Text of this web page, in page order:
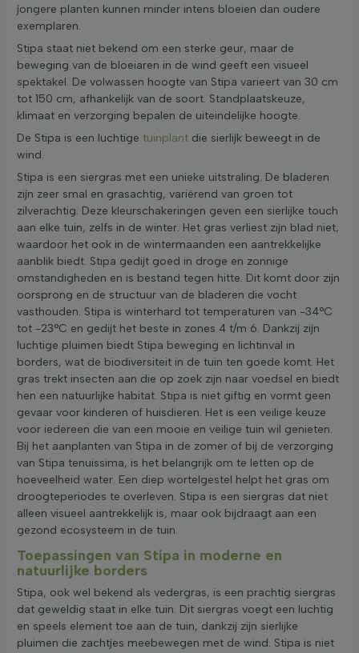
jongere planten kunnen minder intens bloeien dan oudere
exemplaren.
Stipa staat niet bekend om een sterke geur, maar de
beweging van de bloeiaren in de wind geeft een visueel
spektakel. De volwassen hoogte van Stipa varieert van 30 cm
tot 150 cm, afhankelijk van de soort. Standplaatskeuze,
klimaat en verzorging bepalen de uiteindelijke hoogte.
De Stipa is een luchtige tuinplant die sierlijk beweegt in de
wind.
Stipa is een siergras met een unieke uitstraling. De bladeren
zijn zeer smal en grasachtig, variërend van groen tot
zilverachtig. Deze kleurschakeringen geven een sierlijke touch
aan elke tuin, zelfs in de winter. Het gras verliest zijn blad niet,
waardoor het ook in de wintermaanden een aantrekkelijke
aanblik biedt. Stipa gedijt goed in droge en zonnige
omstandigheden en is bestand tegen hitte. Dit komt door zijn
oorsprong en de structuur van de bladeren die vocht
vasthouden. Stipa is winterhard tot temperaturen van -34°C
tot -23°C en gedijt het beste in zones 4 t/m 6. Dankzij zijn
luchtige pluimen biedt Stipa beweging en lichtinval in
borders, wat de biodiversiteit in de tuin ten goede komt. Het
gras trekt insecten aan die op zoek zijn naar voedsel en biedt
hen een natuurlijke habitat. Stipa is niet giftig en vormt geen
gevaar voor kinderen of huisdieren. Het is een veilige keuze
voor iedereen die van een mooie en veilige tuin wil genieten.
Bij het aanplanten van Stipa in de zomer of bij de verzorging
van Stipa tenuissima, is het belangrijk om te letten op de
hoeveelheid water. Een diep wortelgestel helpt het gras om
droogteperiodes te overleven. Stipa is een siergras dat niet
alleen visueel aantrekkelijk is, maar ook bijdraagt aan een
gezond ecosysteem in de tuin.
Toepassingen van Stipa in moderne en
natuurlijke borders
Stipa, ook wel bekend als vedergras, is een prachtig siergras
dat geweldig staat in elke tuin. Dit siergras voegt een luchtig
en speels element toe aan de tuin, dankzij zijn sierlijke
pluimen die zachtjes meebewegen met de wind. Stipa is niet